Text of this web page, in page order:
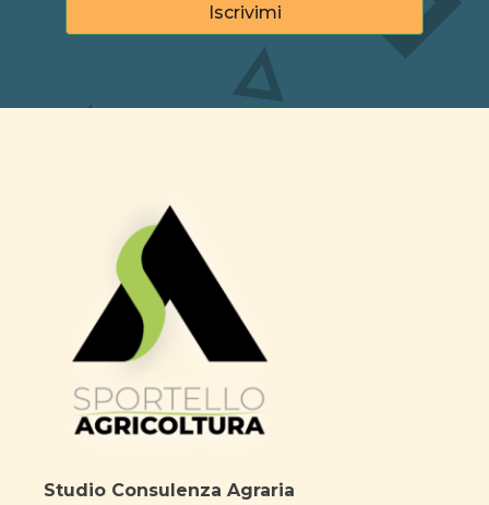
Studio Consulenza Agraria